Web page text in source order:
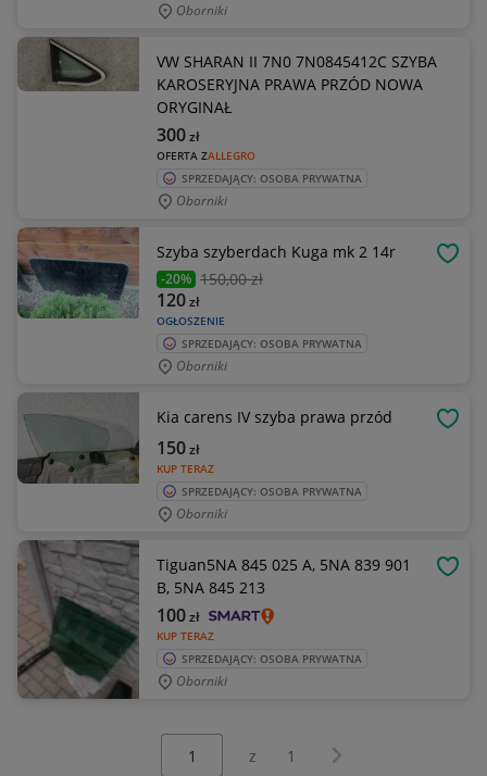
Oborniki
VW SHARAN II 7N0 7N0845412C SZYBA
KAROSERYJNA PRAWA PRZÓD NOWA
ORYGINAŁ
OFERTA ZALLEGRO
300zł
SPRZEDAJĄCY: OSOBA PRYWATNA
Oborniki
Szyba szyberdach Kuga mk 2 14r
-20% 150,00 zł
OGŁOSZENIE
120zł
SPRZEDAJĄCY: OSOBA PRYWATNA
Oborniki
Kia carens IV szyba prawa przód
KUP TERAZ
150zł
SPRZEDAJĄCY: OSOBA PRYWATNA
Oborniki
Tiguan5NA 845 025 A, 5NA 839 901
B, 5NA 845 213
KUP TERAZ
100zł
SPRZEDAJĄCY: OSOBA PRYWATNA
Oborniki
z 1 Następna strona